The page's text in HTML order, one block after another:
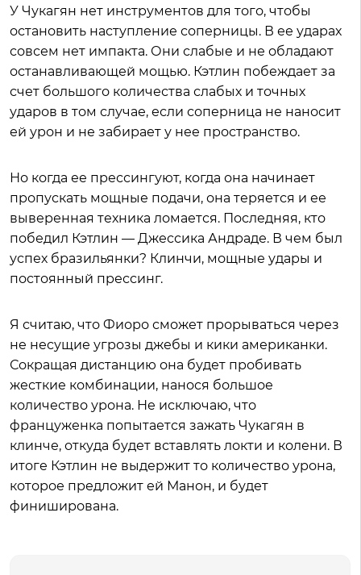
У Чукагян нет инструментов для того, чтобы
остановить наступление соперницы. В ее ударах
совсем нет импакта. Они слабые и не обладают
останавливающей мощью. Кэтлин побеждает за
счет большого количества слабых и точных
ударов в том случае, если соперница не наносит
ей урон и не забирает у нее пространство.
Но когда ее прессингуют, когда она начинает
пропускать мощные подачи, она теряется и ее
выверенная техника ломается. Последняя, кто
победил Кэтлин — Джессика Андраде. В чем был
успех бразильянки? Клинчи, мощные удары и
постоянный прессинг.
Я считаю, что Фиоро сможет прорываться через
не несущие угрозы джебы и кики американки.
Сокращая дистанцию она будет пробивать
жесткие комбинации, нанося большое
количество урона. Не исключаю, что
француженка попытается зажать Чукагян в
клинче, откуда будет вставлять локти и колени. В
итоге Кэтлин не выдержит то количество урона,
которое предложит ей Манон, и будет
финиширована.